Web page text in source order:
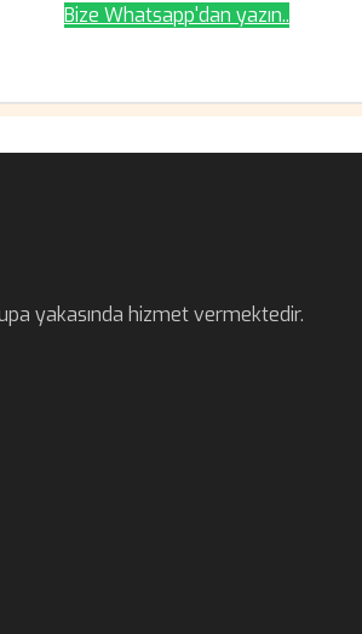
Bize Whatsapp'dan yazın..
yakasında hizmet vermektedir.